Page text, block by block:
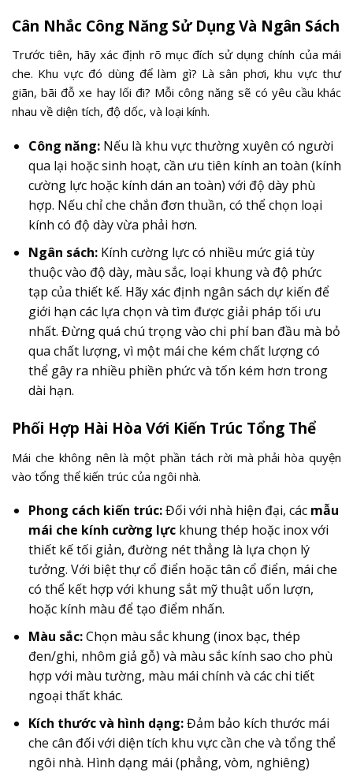
Cân Nhắc Công Năng Sử Dụng Và Ngân Sách
Trước tiên, hãy xác định rõ mục đích sử dụng chính của mái
che. Khu vực đó dùng để làm gì? Là sân phơi, khu vực thư
giãn, bãi đỗ xe hay lối đi? Mỗi công năng sẽ có yêu cầu khác
nhau về diện tích, độ dốc, và loại kính.
Công năng:Nếu là khu vực thường xuyên có người
qua lại hoặc sinh hoạt, cần ưu tiên kính an toàn (kính
cường lực hoặc kính dán an toàn) với độ dày phù
hợp. Nếu chỉ che chắn đơn thuần, có thể chọn loại
kính có độ dày vừa phải hơn.
Ngân sách:Kính cường lực có nhiều mức giá tùy
thuộc vào độ dày, màu sắc, loại khung và độ phức
tạp của thiết kế. Hãy xác định ngân sách dự kiến để
giới hạn các lựa chọn và tìm được giải pháp tối ưu
nhất. Đừng quá chú trọng vào chi phí ban đầu mà bỏ
qua chất lượng, vì một mái che kém chất lượng có
thể gây ra nhiều phiền phức và tốn kém hơn trong
dài hạn.
Phối Hợp Hài Hòa Với Kiến Trúc Tổng Thể
Mái che không nên là một phần tách rời mà phải hòa quyện
vào tổng thể kiến trúc của ngôi nhà.
Phong cách kiến trúc:Đối với nhà hiện đại, các mẫu
mái che kính cường lựckhung thép hoặc inox với
thiết kế tối giản, đường nét thẳng là lựa chọn lý
tưởng. Với biệt thự cổ điển hoặc tân cổ điển, mái che
có thể kết hợp với khung sắt mỹ thuật uốn lượn,
hoặc kính màu để tạo điểm nhấn.
Màu sắc:Chọn màu sắc khung (inox bạc, thép
đen/ghi, nhôm giả gỗ) và màu sắc kính sao cho phù
hợp với màu tường, màu mái chính và các chi tiết
ngoại thất khác.
Kích thước và hình dạng:Đảm bảo kích thước mái
che cân đối với diện tích khu vực cần che và tổng thể
ngôi nhà. Hình dạng mái (phẳng, vòm, nghiêng)